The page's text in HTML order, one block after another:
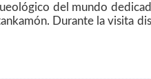
del mundo
Durante la visita